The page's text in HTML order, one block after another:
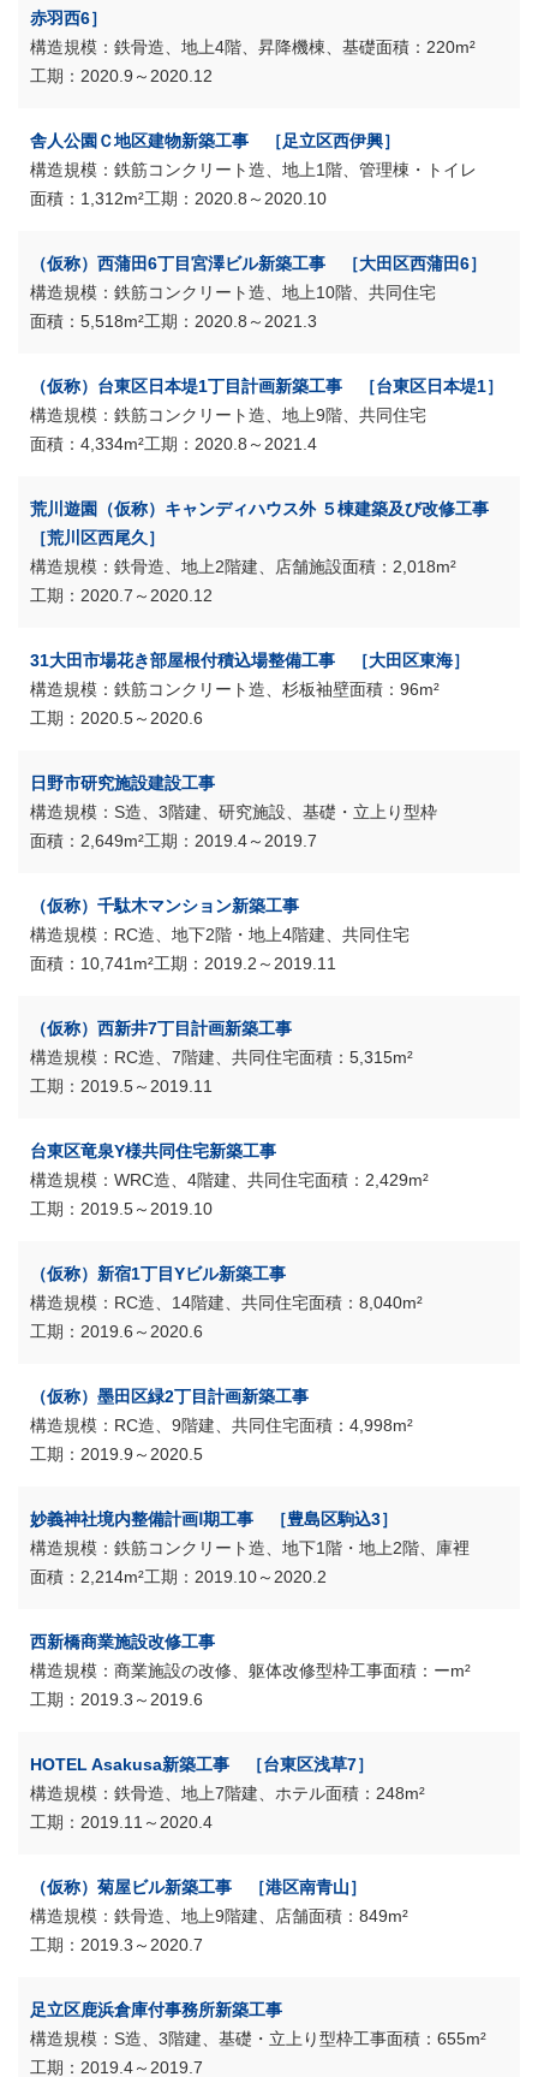
赤羽西6］
鉄骨造、地上4階、昇降機棟、基礎
220m²
2020.9～2020.12
舎人公園Ｃ地区建物新築工事 ［足立区西伊興］
鉄筋コンクリート造、地上1階、管理棟・トイレ
1,312m²
2020.8～2020.10
（仮称）西蒲田6丁目宮澤ビル新築工事 ［大田区西蒲田6］
鉄筋コンクリート造、地上10階、共同住宅
5,518m²
2020.8～2021.3
（仮称）台東区日本堤1丁目計画新築工事 ［台東区日本堤1］
鉄筋コンクリート造、地上9階、共同住宅
4,334m²
2020.8～2021.4
荒川遊園（仮称）キャンディハウス外 ５棟建築及び改修工事
［荒川区西尾久］
鉄骨造、地上2階建、店舗施設
2,018m²
2020.7～2020.12
31大田市場花き部屋根付積込場整備工事 ［大田区東海］
鉄筋コンクリート造、杉板袖壁
96m²
2020.5～2020.6
日野市研究施設建設工事
S造、3階建、研究施設、基礎・立上り型枠
2,649m²
2019.4～2019.7
（仮称）千駄木マンション新築工事
RC造、地下2階・地上4階建、共同住宅
10,741m²
2019.2～2019.11
（仮称）西新井7丁目計画新築工事
RC造、7階建、共同住宅
5,315m²
2019.5～2019.11
台東区竜泉Y様共同住宅新築工事
WRC造、4階建、共同住宅
2,429m²
2019.5～2019.10
（仮称）新宿1丁目Yビル新築工事
RC造、14階建、共同住宅
8,040m²
2019.6～2020.6
（仮称）墨田区緑2丁目計画新築工事
RC造、9階建、共同住宅
4,998m²
2019.9～2020.5
妙義神社境内整備計画Ⅰ期工事 ［豊島区駒込3］
鉄筋コンクリート造、地下1階・地上2階、庫裡
2,214m²
2019.10～2020.2
西新橋商業施設改修工事
商業施設の改修、躯体改修型枠工事
ーm²
2019.3～2019.6
HOTEL Asakusa新築工事 ［台東区浅草7］
鉄骨造、地上7階建、ホテル
248m²
2019.11～2020.4
（仮称）菊屋ビル新築工事 ［港区南青山］
鉄骨造、地上9階建、店舗
849m²
2019.3～2020.7
足立区鹿浜倉庫付事務所新築工事
S造、3階建、基礎・立上り型枠工事
655m²
2019.4～2019.7